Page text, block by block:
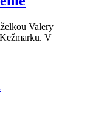
Valery
V